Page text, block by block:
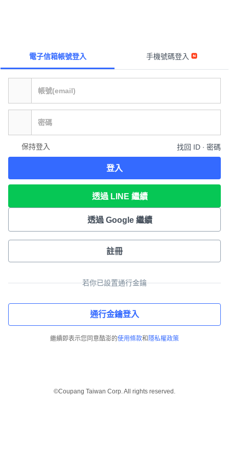
電子信箱帳號登入 手機號碼登入
保持登入 找回 ID ∙ 密碼
登入
透過 LINE 繼續
透過 Google 繼續
註冊
若你已設置通行金鑰
通行金鑰登入
繼續即表示您同意酷澎的使用條款和 隱私權政策
©Coupang Taiwan Corp. All rights reserved.